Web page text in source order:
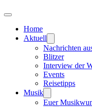
Home
Aktuell
Nachrichten
Blitzer
Interview der
Events
Reisetipps
Musik
Euer